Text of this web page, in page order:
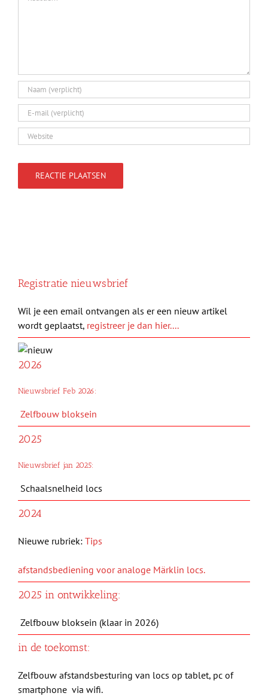
Registratie nieuwsbrief
Wil je een email ontvangen als er een nieuw artikel
wordt geplaatst, registreer je dan hier....
2026
Nieuwsbrief Feb 2026:
Zelfbouw bloksein
2025
Nieuwsbrief jan 2025:
Schaalsnelheid locs
2024
Nieuwe rubriek: Tips
afstandsbediening voor analoge Märklin locs.
2025 in ontwikkeling:
Zelfbouw bloksein (klaar in 2026)
in de toekomst:
Zelfbouw afstandsbesturing van locs op tablet, pc of
smartphone via wifi.